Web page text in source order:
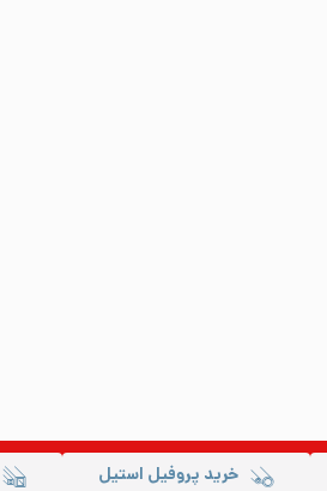
خرید پروفیل استیل